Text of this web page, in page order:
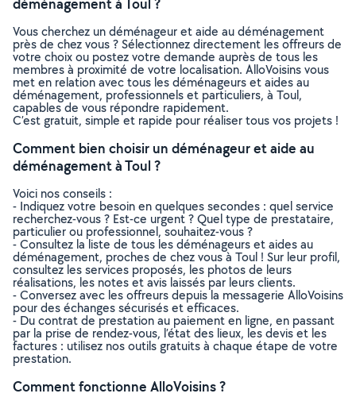
Vous cherchez un déménageur et aide au déménagement
près de chez vous ? Sélectionnez directement les offreurs de
votre choix ou postez votre demande auprès de tous les
membres à proximité de votre localisation. AlloVoisins vous
met en relation avec tous les déménageurs et aides au
déménagement, professionnels et particuliers, à Toul,
capables de vous répondre rapidement.
C’est gratuit, simple et rapide pour réaliser tous vos projets !
Comment bien choisir un déménageur et aide au
déménagement à Toul ?
Voici nos conseils :
- Indiquez votre besoin en quelques secondes : quel service
recherchez-vous ? Est-ce urgent ? Quel type de prestataire,
particulier ou professionnel, souhaitez-vous ?
- Consultez la liste de tous les déménageurs et aides au
déménagement, proches de chez vous à Toul ! Sur leur profil,
consultez les services proposés, les photos de leurs
réalisations, les notes et avis laissés par leurs clients.
- Conversez avec les offreurs depuis la messagerie AlloVoisins
pour des échanges sécurisés et efficaces.
- Du contrat de prestation au paiement en ligne, en passant
par la prise de rendez-vous, l’état des lieux, les devis et les
factures : utilisez nos outils gratuits à chaque étape de votre
prestation.
Comment fonctionne AlloVoisins ?